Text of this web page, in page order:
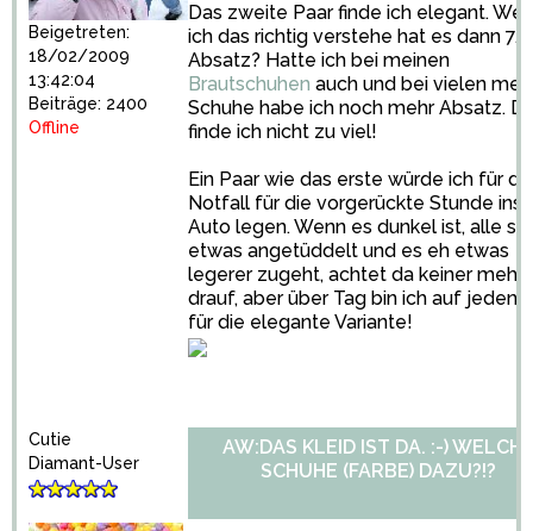
Beigetreten:
18/02/2009
13:42:04
Beiträge: 2400
Offline
Das zweite Paar finde ich elegant.
ich das richtig verstehe hat es dann
Absatz? Hatte ich bei meinen
Brautschuhen auch und bei vielen
Schuhe habe ich noch mehr Absatz.
finde ich nicht zu viel!
Ein Paar wie das erste würde ich für
Notfall für die vorgerückte Stunde ins
Auto legen. Wenn es dunkel ist, alle
etwas angetüddelt und es eh etwas
legerer zugeht, achtet da keiner mehr
drauf, aber über Tag bin ich auf jeden
für die elegante Variante!
Cutie
Diamant-User
AW:DAS KLEID IST DA. :-) WELCHE
SCHUHE (FARBE) DAZU?!?